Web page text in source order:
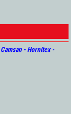
Camsan-Hornitex -